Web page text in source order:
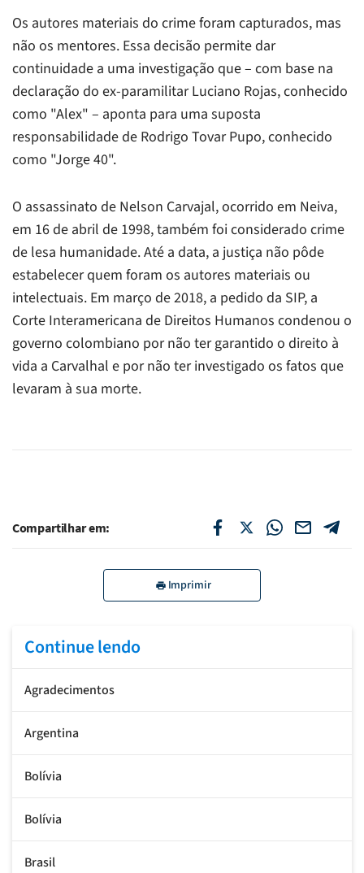
Os autores materiais do crime foram capturados, mas
não os mentores. Essa decisão permite dar
continuidade a uma investigação que – com base na
declaração do ex-paramilitar Luciano Rojas, conhecido
como "Alex" – aponta para uma suposta
responsabilidade de Rodrigo Tovar Pupo, conhecido
como "Jorge 40".
O assassinato de Nelson Carvajal, ocorrido em Neiva,
em 16 de abril de 1998, também foi considerado crime
de lesa humanidade. Até a data, a justiça não pôde
estabelecer quem foram os autores materiais ou
intelectuais. Em março de 2018, a pedido da SIP, a
Corte Interamericana de Direitos Humanos condenou o
governo colombiano por não ter garantido o direito à
vida a Carvalhal e por não ter investigado os fatos que
levaram à sua morte.
Compartilhar em:
Imprimir
Continue lendo
Agradecimentos
Argentina
Bolívia
Bolívia
Brasil